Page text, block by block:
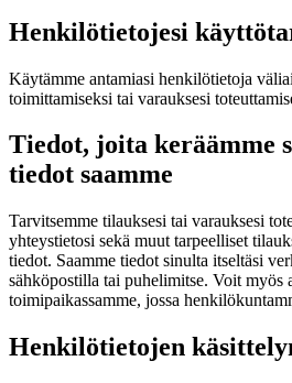
Henkilötietojesi
Käytämme antamiasi henkilötietoja
toimittamiseksi tai varauksesi
Tiedot, joita keräämme
tiedot saamme
Tarvitsemme tilauksesi tai varauksesi
yhteystietosi sekä muut tarpeelliset
tiedot. Saamme tiedot sinulta itseltäsi
sähköpostilla tai puhelimitse. Voit myös
toimipaikassamme, jossa
Henkilötietojen